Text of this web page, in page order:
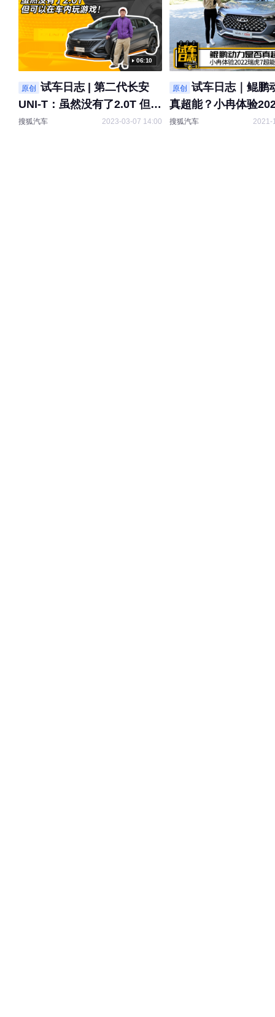
06:10
原创
试车日志 | 第二代长安
UNI-T：虽然没有了2.0T 但可
以在车内玩游戏！
搜狐汽车 2023-03-07 14:00
原创
试车日志｜鲲鹏
真超能？小冉体验
超能版
搜狐汽车 2021-